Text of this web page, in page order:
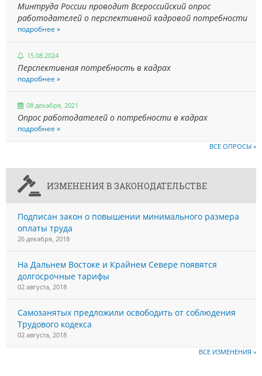
Минтруда России проводит Всероссийский опрос
работодателей о перспективной кадровой потребности
подробнее »
15.08.2024
Перспективная потребность в кадрах
подробнее »
08 декабря, 2021
Опрос работодателей о потребности в кадрах
подробнее »
ВСЕ ОПРОСЫ »
ИЗМЕНЕНИЯ В ЗАКОНОДАТЕЛЬСТВЕ
Подписан закон о повышении минимального размера
оплаты труда
26 декабря, 2018
На Дальнем Востоке и Крайнем Севере появятся
долгосрочные тарифы
02 августа, 2018
Самозанятых предложили освободить от соблюдения
Трудового кодекса
02 августа, 2018
ВСЕ ИЗМЕНЕНИЯ »